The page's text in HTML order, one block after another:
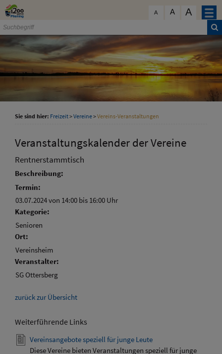
Zum Inhalt
A A A
Sie sind hier: Freizeit>Vereine>Vereins-Veranstaltungen
Veranstaltungskalender der Vereine
Rentnerstammtisch
Beschreibung:
Termin:
03.07.2024 von 14:00 bis 16:00 Uhr
Kategorie:
Senioren
Ort:
Vereinsheim
Veranstalter:
SG Ottersberg
zurück zur Übersicht
Weiterführende Links
Vereinsangebote speziell für junge Leute
Diese Vereine bieten Veranstaltungen speziell für junge
schließen